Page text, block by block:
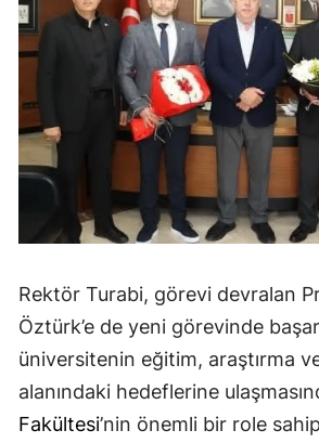
Rektör Turabi, görevi devralan
Öztürk’e de yeni görevinde
üniversitenin eğitim, araştırma
alanındaki hedeflerine
Fakültesi’nin önemli bir role